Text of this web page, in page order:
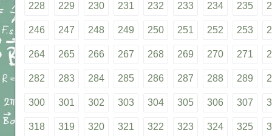
228 229 230 231 232 233 234 235
246 247 248 249 250 251 252 253
264 265 266 267 268 269 270 271
282 283 284 285 286 287 288 289
300 301 302 303 304 305 306 307
318 319 320 321 322 323 324 325